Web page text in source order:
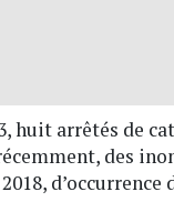
huit arrêtés de
des
d’occurrence